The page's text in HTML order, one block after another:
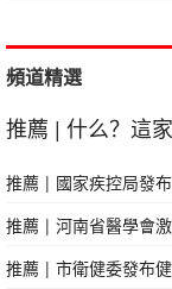
頻道精選
推薦 | 什么？這家醫
推薦 | 國家疾控局發
推薦 | 河南省醫學會
推薦 | 市衛健委發布健